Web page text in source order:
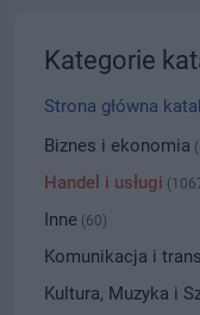
Kategorie
Strona główna
Biznes i ekonomia
Handel i usługi
Inne (60)
Komunikacja i
Kultura, Muzyka i